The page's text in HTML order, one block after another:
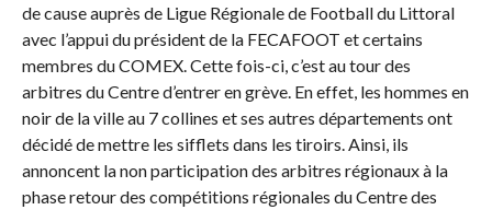
de cause auprès de Ligue Régionale de Football du Littoral
avec l’appui du président de la FECAFOOT et certains
membres du COMEX. Cette fois-ci, c’est au tour des
arbitres du Centre d’entrer en grève. En effet, les hommes en
noir de la ville au 7 collines et ses autres départements ont
décidé de mettre les sifflets dans les tiroirs. Ainsi, ils
annoncent la non participation des arbitres régionaux à la
phase retour des compétitions régionales du Centre des